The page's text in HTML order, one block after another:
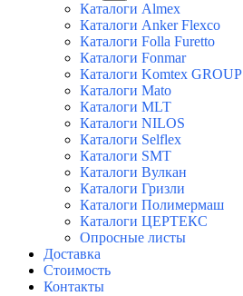
Каталоги Almex
Каталоги Anker Flexco
Каталоги Folla Furetto
Каталоги Fonmar
Каталоги Komtex GROUP
Каталоги Mato
Каталоги MLT
Каталоги NILOS
Каталоги Selflex
Каталоги SMT
Каталоги Вулкан
Каталоги Гризли
Каталоги Полимермаш
Каталоги ЦЕРТЕКС
Опросные листы
Доставка
Стоимость
Контакты